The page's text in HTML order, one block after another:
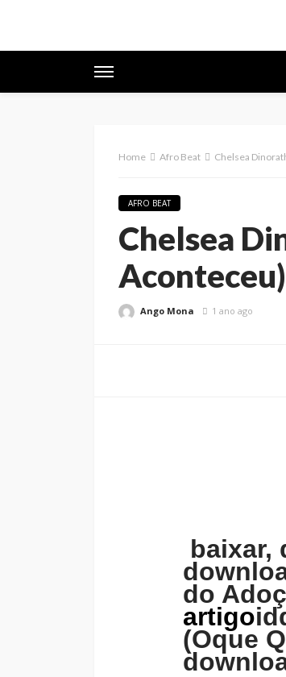
Home Afro Beat Chelsea
AFRO BEAT
Chelsea
Aconteceu)
Ango Mona 1 ano ago
baixar,
do
artigo
(Oque